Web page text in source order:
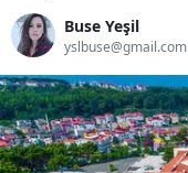
Buse Yeşil
yslbuse@gmail.com